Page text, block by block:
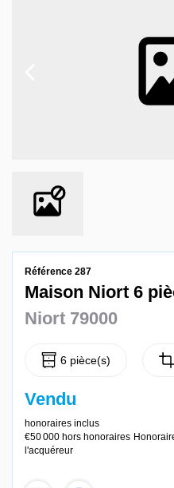
Gestion locative
Nos agences
Référence 287
Maison Niort 6
Niort 79000
6 pièce(s)
Vendu
honoraires inclus
€50 000 hors honoraires
l'acquéreur